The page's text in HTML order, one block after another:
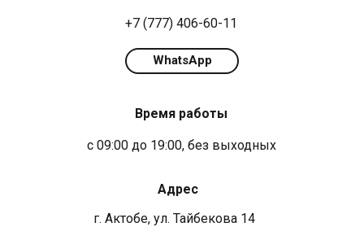
+7 (777) 406-60-11
с 09:00 до 19:00, без выходных
г. Актобе, ул. Тайбекова 14
Адрес
Время работы
WhatsApp